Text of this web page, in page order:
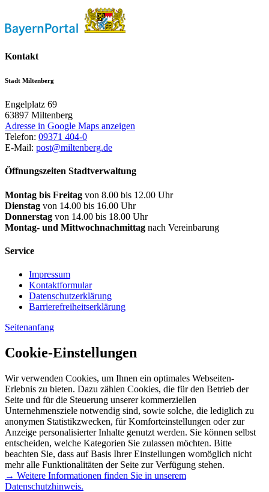
Kontakt
Stadt Miltenberg
Engelplatz 69
63897 Miltenberg
Adresse in Google Maps anzeigen
Telefon: 09371 404-0
E-Mail: post@miltenberg.de
Öffnungszeiten Stadtverwaltung
Montag bis Freitag von 8.00 bis 12.00 Uhr
Dienstag von 14.00 bis 16.00 Uhr
Donnerstag von 14.00 bis 18.00 Uhr
Montag- und Mittwochnachmittag nach Vereinbarung
Service
Impressum
Kontaktformular
Datenschutzerklärung
Barrierefreiheitserklärung
Seitenanfang
Cookie-Einstellungen
Wir verwenden Cookies, um Ihnen ein optimales Webseiten-
Erlebnis zu bieten. Dazu zählen Cookies, die für den Betrieb der
Seite und für die Steuerung unserer kommerziellen
Unternehmensziele notwendig sind, sowie solche, die lediglich zu
anonymen Statistikzwecken, für Komforteinstellungen oder zur
Anzeige personalisierter Inhalte genutzt werden. Sie können selbst
entscheiden, welche Kategorien Sie zulassen möchten. Bitte
beachten Sie, dass auf Basis Ihrer Einstellungen womöglich nicht
mehr alle Funktionalitäten der Seite zur Verfügung stehen.
→ Weitere Informationen finden Sie in unserem
Datenschutzhinweis.